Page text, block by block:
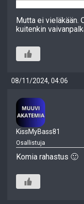
Mutta ei vieläkään.
kuitenkin
08/11/2024, 04:06
KissMyBass81
Osallistuja
Komia rahastus 🙂